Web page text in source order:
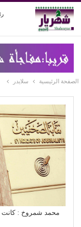
الصفحة الرئيسية سلايدر
محمد شمروخ : كانت